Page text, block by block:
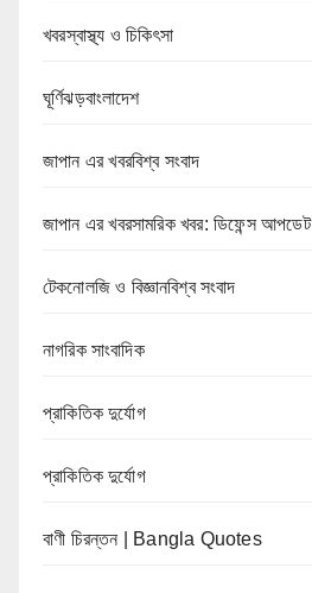
খবরস্বাস্থ্য ও চিকিৎসা
ঘূর্ণিঝড়বাংলাদেশ
জাপান এর খবরবিশ্ব সংবাদ
জাপান এর খবরসামরিক খবর: ডিফেন্স আপডেট
টেকনোলজি ও বিজ্ঞানবিশ্ব সংবাদ
নাগরিক সাংবাদিক
প্রাকিতিক দুর্যোগ
প্রাকিতিক দুর্যোগ
বাণী চিরন্তন | Bangla Quotes